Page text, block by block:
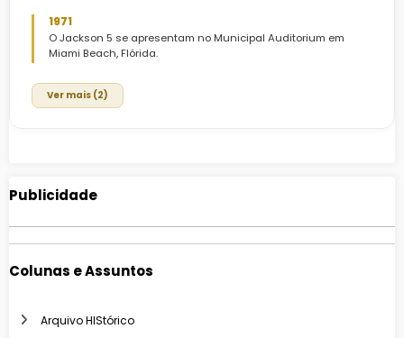
1971
O Jackson 5 se apresentam no Municipal Auditorium em
Miami Beach, Flórida.
Ver mais (2)
Publicidade
Colunas e Assuntos
Arquivo HIStórico